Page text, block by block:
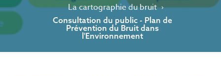
La cartographie du bruit
Consultation du public - Plan de
Prévention du Bruit dans
l'Environnement